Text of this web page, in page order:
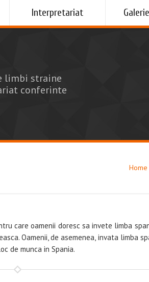
Interpretariat Galerie
limbi straine
conferinte
Home
care oamenii doresc sa invete limba
Oamenii, de asemenea, invata limba
de munca in Spania.